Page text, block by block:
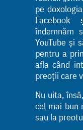
pe
Facebook
îndemnăm
YouTube și
pentru a
afla când
preoții care
Nu uita,
cel mai bun
sau la